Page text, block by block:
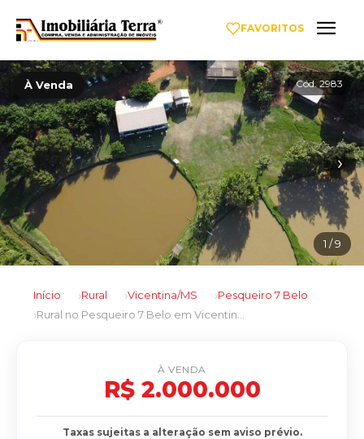
FAVORITOS
À Venda Cód. 2983
‹ ›
1 / 9
Início Rural Vicentina/MS
Pesqueiro 7 Belo
À VENDA
R$ 2.000.000
Taxas sujeitas a alteração sem aviso prévio.